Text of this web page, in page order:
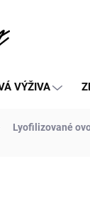
VÝŽIVA
Lyofilizované